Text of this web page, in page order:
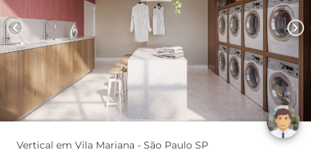
chevron_left chevron_right
Vertical em Vila Mariana - São Paulo SP